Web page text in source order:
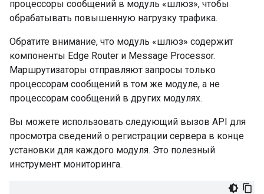
процессоры сообщений в модуль «шлюз», чтобы
обрабатывать повышенную нагрузку трафика.
Обратите внимание, что модуль «шлюз» содержит
компоненты Edge Router и Message Processor.
Маршрутизаторы отправляют запросы только
процессорам сообщений в том же модуле, а не
процессорам сообщений в других модулях.
Вы можете использовать следующий вызов API для
просмотра сведений о регистрации сервера в конце
установки для каждого модуля. Это полезный
инструмент мониторинга.